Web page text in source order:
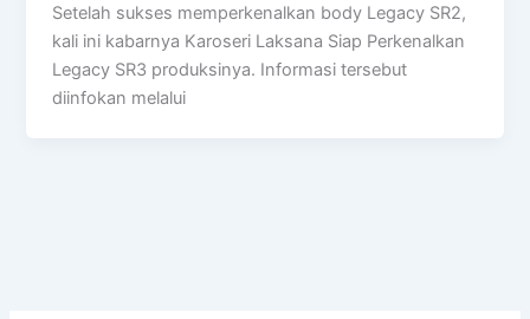
Setelah sukses memperkenalkan body Legacy SR2,
kali ini kabarnya Karoseri Laksana Siap Perkenalkan
Legacy SR3 produksinya. Informasi tersebut
diinfokan melalui